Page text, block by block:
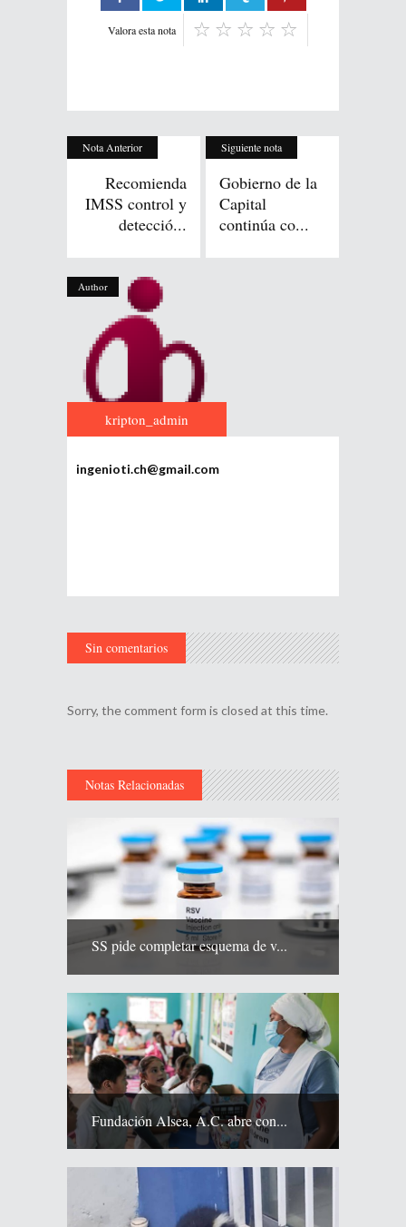
Valora esta nota
Nota Anterior
Recomienda
IMSS control y
detecció...
Siguiente nota
Gobierno de la
Capital
continúa co...
Author
kripton_admin
ingenioti.ch@gmail.com
Sin comentarios
Sorry, the comment form is closed at this time.
Notas Relacionadas
SS pide completar esquema de v...
Fundación Alsea, A.C. abre con...